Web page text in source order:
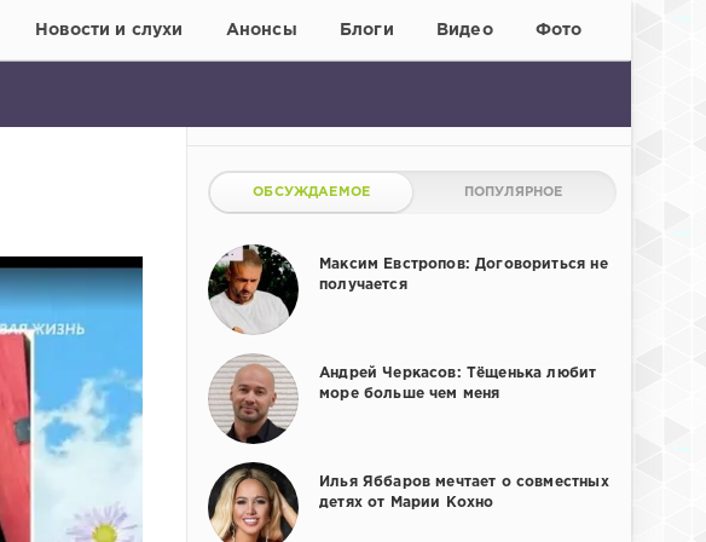
Новости и слухи Анонсы Блоги Видео Фото
ОБСУЖДАЕМОЕ ПОПУЛЯРНОЕ
Максим Евстропов: Договориться не
получается
Андрей Черкасов: Тёщенька любит
море больше чем меня
Илья Яббаров мечтает о совместных
детях от Марии Кохно